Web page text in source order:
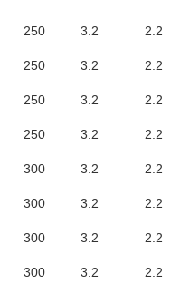
250 3.2 2.2
250 3.2 2.2
250 3.2 2.2
250 3.2 2.2
300 3.2 2.2
300 3.2 2.2
300 3.2 2.2
300 3.2 2.2